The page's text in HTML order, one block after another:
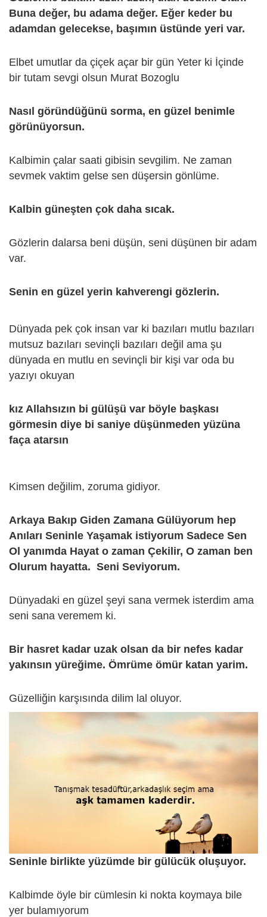
Buna değer, bu adama değer. Eğer keder bu
adamdan gelecekse, başımın üstünde yeri var.
Elbet umutlar da çiçek açar bir gün Yeter ki İçinde
bir tutam sevgi olsun Murat Bozoglu
Nasıl göründüğünü sorma, en güzel benimle
görünüyorsun.
Kalbimin çalar saati gibisin sevgilim. Ne zaman
sevmek vaktim gelse sen düşersin gönlüme.
Kalbin güneşten çok daha sıcak.
Gözlerin dalarsa beni düşün, seni düşünen bir adam
var.
Senin en güzel yerin kahverengi gözlerin.
Dünyada pek çok insan var ki bazıları mutlu bazıları
mutsuz bazıları sevinçli bazıları değil ama şu
dünyada en mutlu en sevinçli bir kişi var oda bu
yazıyı okuyan
kız Allahsızın bi gülüşü var böyle başkası
görmesin diye bi saniye düşünmeden yüzüna
faça atarsın
Kimsen değilim, zoruma gidiyor.
Arkaya Bakıp Giden Zamana Gülüyorum hep
Anıları Seninle Yaşamak istiyorum Sadece Sen
Ol yanımda Hayat o zaman Çekilir, O zaman ben
Olurum hayatta. Seni Seviyorum.
Dünyadaki en güzel şeyi sana vermek isterdim ama
seni sana veremem ki.
Bir hasret kadar uzak olsan da bir nefes kadar
yakınsın yüreğime. Ömrüme ömür katan yarim.
Güzelliğin karşısında dilim lal oluyor.
Seninle birlikte yüzümde bir gülücük oluşuyor.
Kalbimde öyle bir cümlesin ki nokta koymaya bile
yer bulamıyorum